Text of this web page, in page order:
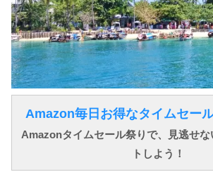
Amazon毎日お得なタイムセー
Amazonタイムセール祭りで、見逃せな
トしよう！